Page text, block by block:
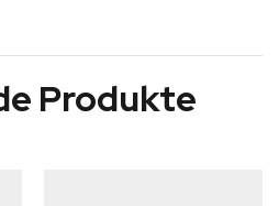
Produkte